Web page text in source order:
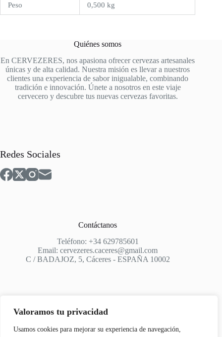
Valoramos tu privacidad
Usamos cookies para mejorar su experiencia de navegación,
Peso 0,500 kg
Quiénes somos
En CERVEZERES, nos apasiona ofrecer cervezas artesanales
únicas y de alta calidad. Nuestra misión es llevar a nuestros
clientes una experiencia de sabor inigualable, combinando
tradición e innovación. Únete a nosotros en este viaje
cervecero y descubre tus nuevas cervezas favoritas.
Redes Sociales
Contáctanos
Teléfono: +34 629785601
Email: cervezeres.caceres@gmail.com
C / BADAJOZ, 5, Cáceres - ESPAÑA 10002
Apoyo